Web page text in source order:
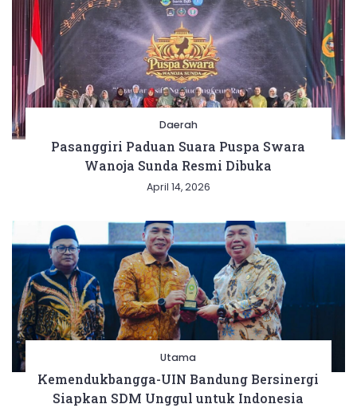
Daerah
Pasanggiri Paduan Suara Puspa Swara
Wanoja Sunda Resmi Dibuka
April 14, 2026
Utama
Kemendukbangga-UIN Bandung Bersinergi
Siapkan SDM Unggul untuk Indonesia